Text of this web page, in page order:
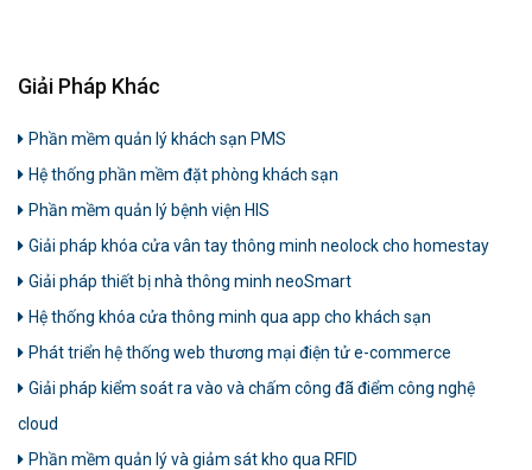
Giải Pháp Khác
Phần mềm quản lý khách sạn PMS
Hệ thống phần mềm đặt phòng khách sạn
Phần mềm quản lý bệnh viện HIS
Giải pháp khóa cửa vân tay thông minh neolock cho homestay
Giải pháp thiết bị nhà thông minh neoSmart
Hệ thống khóa cửa thông minh qua app cho khách sạn
Phát triển hệ thống web thương mại điện tử e-commerce
Giải pháp kiểm soát ra vào và chấm công đã điểm công nghệ
cloud
Phần mềm quản lý và giảm sát kho qua RFID